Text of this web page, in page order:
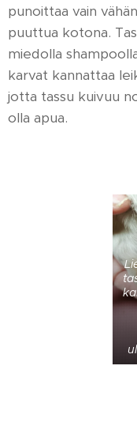
punoittaa vain
puuttua kotona.
miedolla
karvat kannattaa
jotta tassu kuivuu
olla apua.